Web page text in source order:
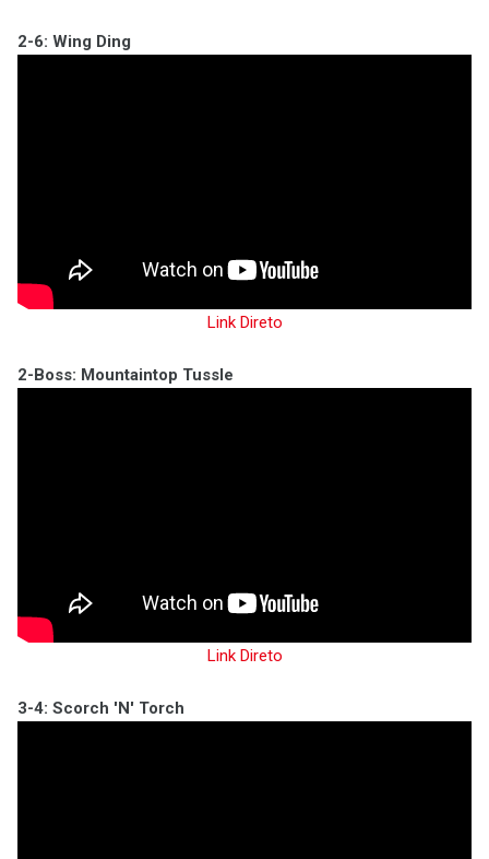
2-6: Wing Ding
Link Direto
2-Boss: Mountaintop Tussle
Link Direto
3-4: Scorch 'N' Torch